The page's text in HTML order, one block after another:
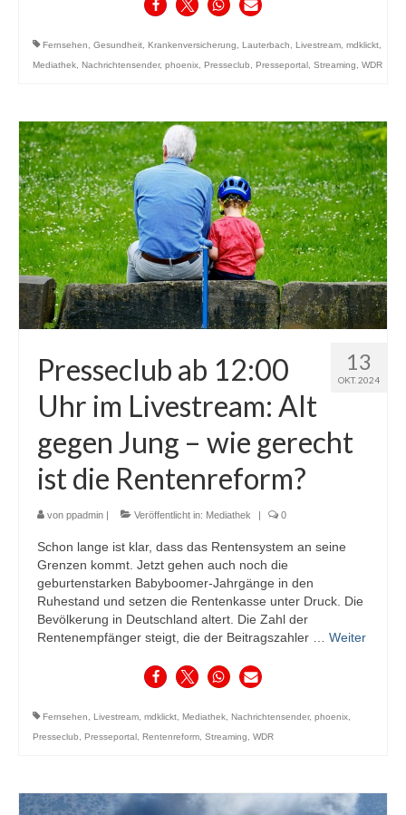
Fernsehen, Gesundheit, Krankenversicherung, Lauterbach, Livestream, mdklickt,
Mediathek, Nachrichtensender, phoenix, Presseclub, Presseportal , Streaming, WDR
13
OKT. 2024
Presseclub ab 12:00
Uhr im Livestream: Alt
gegen Jung – wie gerecht
ist die Rentenreform?
von ppadmin | Veröffentlicht in: Mediathek | 0
Schon lange ist klar, dass das Rentensystem an seine
Grenzen kommt. Jetzt gehen auch noch die
geburtenstarken Babyboomer-Jahrgänge in den
Ruhestand und setzen die Rentenkasse unter Druck. Die
Bevölkerung in Deutschland altert. Die Zahl der
Rentenempfänger steigt, die der Beitragszahler … Weiter
Fernsehen Livestream mdklickt Mediathek Nachrichtensender, phoenix
Presseclub
Presseportal Rentenreform Streaming WDR